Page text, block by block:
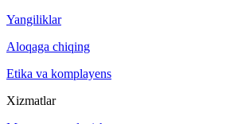
Yangiliklar
Aloqaga chiqing
Etika va komplayens
Xizmatlar